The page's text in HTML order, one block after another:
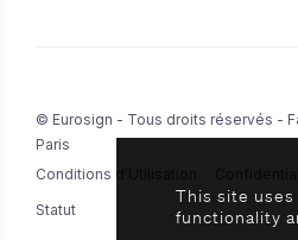
© Eurosign - Tous droits réservés -
Paris
Conditions d'Utilisation
Statut
This site
functionality